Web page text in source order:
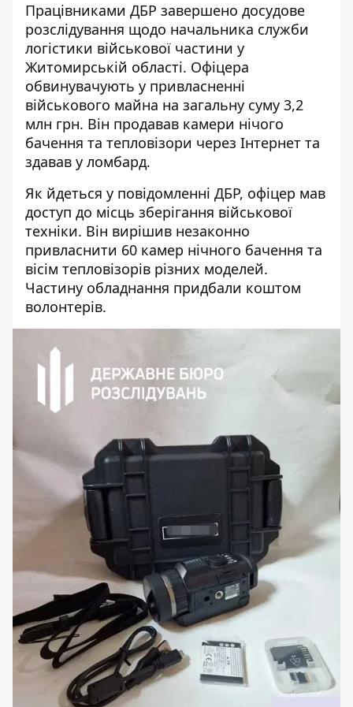
Працівниками ДБР завершено досудове
розслідування щодо начальника служби
логістики військової частини у
Житомирській області. Офіцера
обвинувачують у привласненні
військового майна на загальну суму 3,2
млн грн. Він продавав камери нічого
бачення та тепловізори через Інтернет та
здавав у ломбард.
Як йдеться у повідомленні ДБР, офіцер мав
доступ до місць зберігання військової
техніки. Він вирішив незаконно
привласнити 60 камер нічного бачення та
вісім тепловізорів різних моделей.
Частину обладнання придбали коштом
волонтерів.